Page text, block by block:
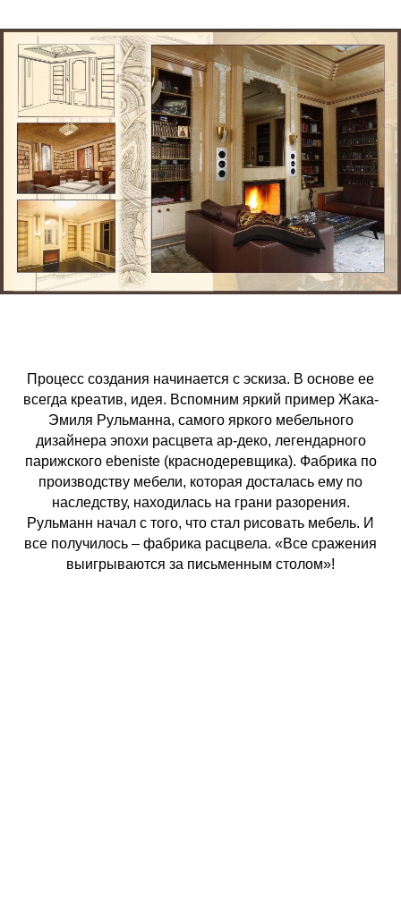
Процесс создания начинается с эскиза. В основе ее
всегда креатив, идея. Вспомним яркий пример Жака-
Эмиля Рульманна, самого яркого мебельного
дизайнера эпохи расцвета ар-деко, легендарного
парижского ebeniste (краснодеревщика). Фабрика по
производству мебели, которая досталась ему по
наследству, находилась на грани разорения.
Рульманн начал с того, что стал рисовать мебель. И
все получилось – фабрика расцвела. «Все сражения
выигрываются за письменным столом»!